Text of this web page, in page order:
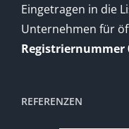
Eingetragen in die
Unternehmen für
Registriernummer
REFERENZEN